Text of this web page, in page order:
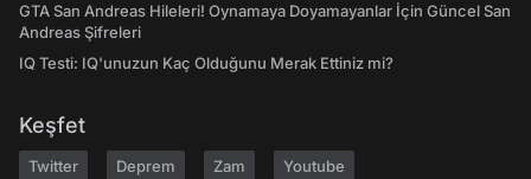
GTA San Andreas Hileleri! Oynamaya Doyamayanlar İçin Güncel San
Andreas Şifreleri
IQ Testi: IQ'unuzun Kaç Olduğunu Merak Ettiniz mi?
Keşfet
Twitter Deprem Zam Youtube